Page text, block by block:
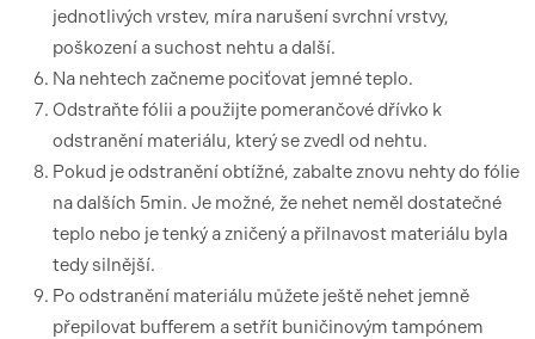
jednotlivých vrstev, míra narušení svrchní vrstvy,
poškození a suchost nehtu a další.
Na nehtech začneme pociťovat jemné teplo.
Odstraňte fólii a použijte pomerančové dřívko k
odstranění materiálu, který se zvedl od nehtu.
Pokud je odstranění obtížné, zabalte znovu nehty do fólie
na dalších 5min. Je možné, že nehet neměl dostatečné
teplo nebo je tenký a zničený a přilnavost materiálu byla
tedy silnější.
Po odstranění materiálu můžete ještě nehet jemně
přepilovat bufferem a setřít buničinovým tampónem